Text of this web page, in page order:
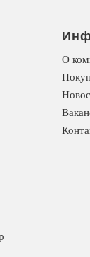
О